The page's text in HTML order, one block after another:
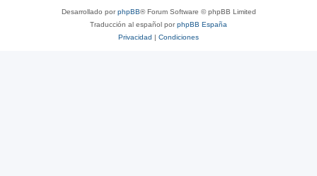
Desarrollado porphpBB® Forum Software © phpBB Limited
Traducción al español porphpBB España
Privacidad | Condiciones